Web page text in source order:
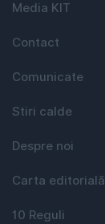
Media KIT
Contact
Comunicate
Stiri calde
Despre noi
Carta editorială
10 Reguli